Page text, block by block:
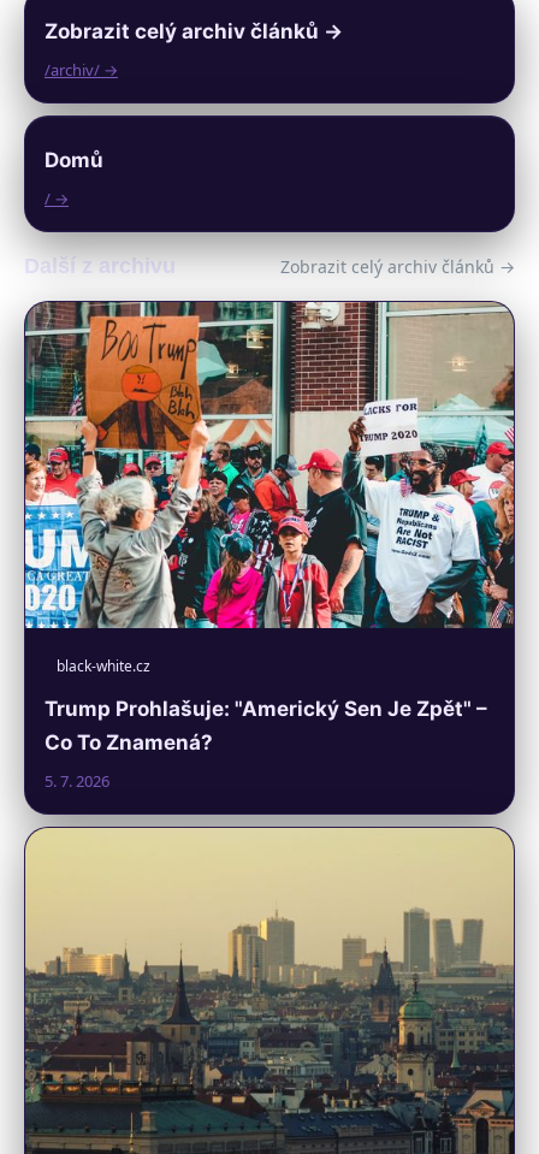
Zobrazit celý archiv článků →
/archiv/ →
Domů
/ →
Další z archivu Zobrazit celý archiv článků →
black-white.cz
Trump Prohlašuje: "Americký Sen Je Zpět" –
Co To Znamená?
5. 7. 2026